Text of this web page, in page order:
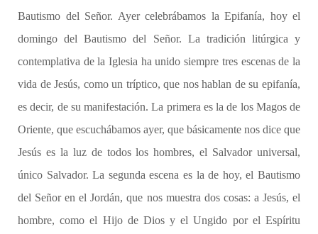
Bautismo del Señor. Ayer celebrábamos la Epifanía, hoy el
domingo del Bautismo del Señor. La tradición litúrgica y
contemplativa de la Iglesia ha unido siempre tres escenas de la
vida de Jesús, como un tríptico, que nos hablan de su epifanía,
es decir, de su manifestación. La primera es la de los Magos de
Oriente, que escuchábamos ayer, que básicamente nos dice que
Jesús es la luz de todos los hombres, el Salvador universal,
único Salvador. La segunda escena es la de hoy, el Bautismo
del Señor en el Jordán, que nos muestra dos cosas: a Jesús, el
hombre, como el Hijo de Dios y el Ungido por el Espíritu